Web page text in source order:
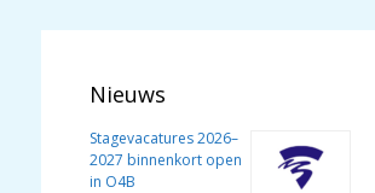
Nieuws
Stagevacatures 2026–
2027 binnenkort open
in O4B